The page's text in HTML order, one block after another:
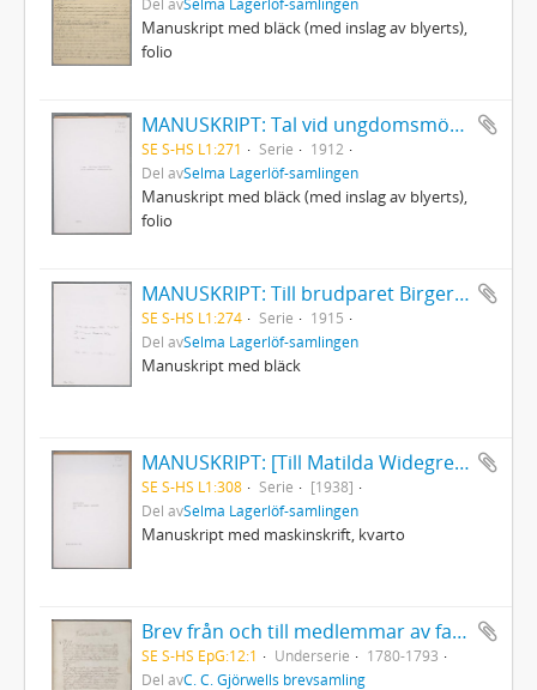
Manuskript med bläck (med inslag av blyerts),
folio
MANUSKRIPT: Tal vid ungdomsmötet i Arvika 23 juni 1912
SE S-HS L1:271 Serie
1912
Del avSelma Lagerlöf-samlingen
Manuskript med bläck (med inslag av blyerts),
folio
MANUSKRIPT: Till brudparet Birger och Märta 5/6 1915
SE S-HS L1:274 Serie
1915
Del avSelma Lagerlöf-samlingen
Manuskript med bläck
MANUSKRIPT: [Till Matilda Widegren. Minnesord]
SE S-HS L1:308 Serie
[1938]
Del avSelma Lagerlöf-samlingen
Manuskript med maskinskrift, kvarto
Brev från och till medlemmar av familjen Gjörwell
SE S-HS EpG:12:1 Underserie
1780-1793
Del avC. C. Gjörwells brevsamling